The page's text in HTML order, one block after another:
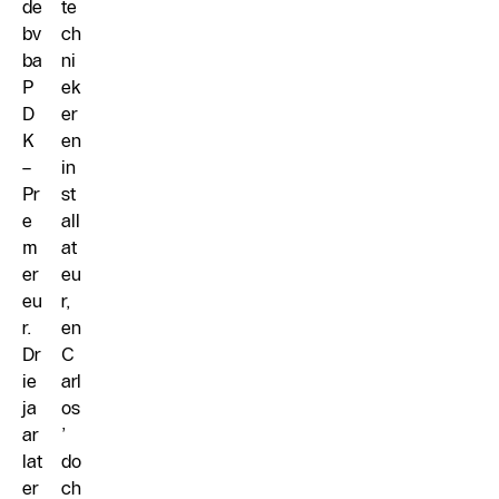
de
bv
ba
P
D
K
–
Pr
e
m
er
eu
r.
Dr
ie
ja
ar
lat
er
te
ch
ni
ek
er
en
in
st
all
at
eu
r,
en
C
arl
os
’
do
ch